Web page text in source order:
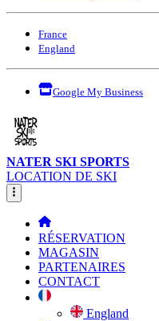
France
England
Google My Business
NATER SKI SPORTS
LOCATION DE SKI
RÉSERVATION
MAGASIN
PARTENAIRES
CONTACT
England